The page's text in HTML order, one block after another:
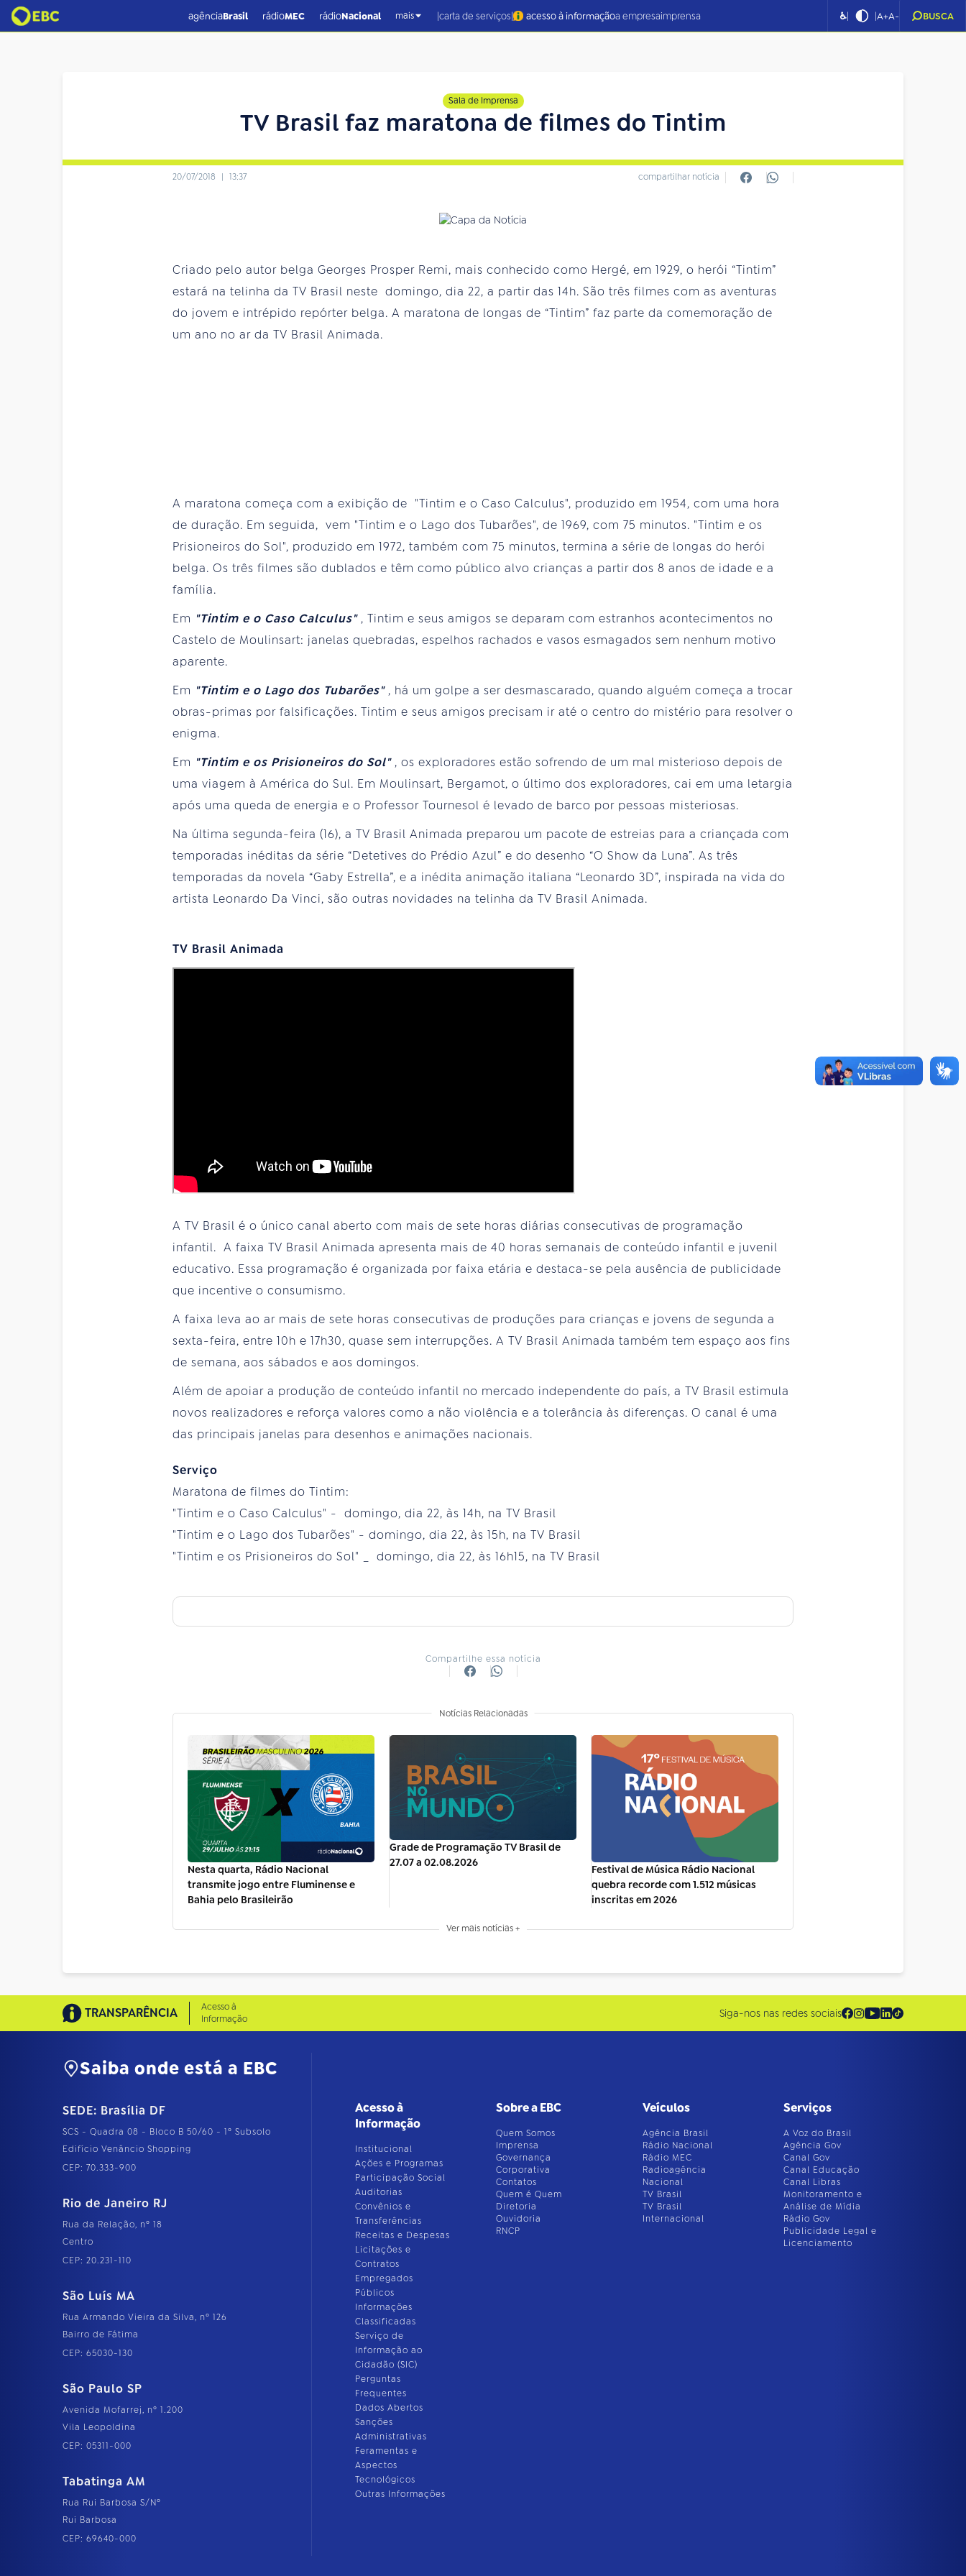
agênciaBrasil rádioMEC rádioNacional mais |carta de serviços| acesso à informaçãoa empresaimprensa ♿| |A+A- BUSCA
Sala de Imprensa
TV Brasil faz maratona de filmes do Tintim
20/07/2018 | 13:37 compartilhar notícia
Criado pelo autor belga Georges Prosper Remi, mais conhecido como Hergé, em 1929, o herói “Tintim”
estará na telinha da TV Brasil neste domingo, dia 22, a partir das 14h. São três filmes com as aventuras
do jovem e intrépido repórter belga. A maratona de longas de “Tintim” faz parte da comemoração de
um ano no ar da TV Brasil Animada.
A maratona começa com a exibição de "Tintim e o Caso Calculus", produzido em 1954, com uma hora
de duração. Em seguida, vem "Tintim e o Lago dos Tubarões", de 1969, com 75 minutos. "Tintim e os
Prisioneiros do Sol", produzido em 1972, também com 75 minutos, termina a série de longas do herói
belga. Os três filmes são dublados e têm como público alvo crianças a partir dos 8 anos de idade e a
família.
Em "Tintim e o Caso Calculus" , Tintim e seus amigos se deparam com estranhos acontecimentos no
Castelo de Moulinsart: janelas quebradas, espelhos rachados e vasos esmagados sem nenhum motivo
aparente.
Em "Tintim e o Lago dos Tubarões" , há um golpe a ser desmascarado, quando alguém começa a trocar
obras-primas por falsificações. Tintim e seus amigos precisam ir até o centro do mistério para resolver o
enigma.
Em "Tintim e os Prisioneiros do Sol" , os exploradores estão sofrendo de um mal misterioso depois de
uma viagem à América do Sul. Em Moulinsart, Bergamot, o último dos exploradores, cai em uma letargia
após uma queda de energia e o Professor Tournesol é levado de barco por pessoas misteriosas.
Na última segunda-feira (16), a TV Brasil Animada preparou um pacote de estreias para a criançada com
temporadas inéditas da série “Detetives do Prédio Azul” e do desenho “O Show da Luna”. As três
temporadas da novela “Gaby Estrella”, e a inédita animação italiana “Leonardo 3D”, inspirada na vida do
artista Leonardo Da Vinci, são outras novidades na telinha da TV Brasil Animada.
TV Brasil Animada
A TV Brasil é o único canal aberto com mais de sete horas diárias consecutivas de programação
infantil. A faixa TV Brasil Animada apresenta mais de 40 horas semanais de conteúdo infantil e juvenil
educativo. Essa programação é organizada por faixa etária e destaca-se pela ausência de publicidade
que incentive o consumismo.
A faixa leva ao ar mais de sete horas consecutivas de produções para crianças e jovens de segunda a
sexta-feira, entre 10h e 17h30, quase sem interrupções. A TV Brasil Animada também tem espaço aos fins
de semana, aos sábados e aos domingos.
Além de apoiar a produção de conteúdo infantil no mercado independente do país, a TV Brasil estimula
novos realizadores e reforça valores como a não violência e a tolerância às diferenças. O canal é uma
das principais janelas para desenhos e animações nacionais.
Serviço
Maratona de filmes do Tintim:
"Tintim e o Caso Calculus" - domingo, dia 22, às 14h, na TV Brasil
"Tintim e o Lago dos Tubarões" - domingo, dia 22, às 15h, na TV Brasil
"Tintim e os Prisioneiros do Sol" _ domingo, dia 22, às 16h15, na TV Brasil
Compartilhe essa notícia
Notícias Relacionadas
Nesta quarta, Rádio Nacional
transmite jogo entre Fluminense e
Bahia pelo Brasileirão
Grade de Programação TV Brasil de
27.07 a 02.08.2026
Festival de Música Rádio Nacional
quebra recorde com 1.512 músicas
inscritas em 2026
Ver mais notícias +
TRANSPARÊNCIA
Acesso à
Informação
Siga-nos nas redes sociais
Saiba onde está a EBC
SEDE: Brasília DF
SCS - Quadra 08 - Bloco B 50/60 - 1º Subsolo
Edifício Venâncio Shopping
CEP: 70.333-900
Rio de Janeiro RJ
Rua da Relação, nº 18
Centro
CEP: 20.231-110
São Luís MA
Rua Armando Vieira da Silva, nº 126
Bairro de Fátima
CEP: 65030-130
São Paulo SP
Avenida Mofarrej, nº 1.200
Vila Leopoldina
CEP: 05311-000
Tabatinga AM
Rua Rui Barbosa S/Nº
Rui Barbosa
CEP: 69640-000
Acesso à
Informação
Institucional
Ações e Programas
Participação Social
Auditorias
Convênios e
Transferências
Receitas e Despesas
Licitações e
Contratos
Empregados
Públicos
Informações
Classificadas
Serviço de
Informação ao
Cidadão (SIC)
Perguntas
Frequentes
Dados Abertos
Sanções
Administrativas
Feramentas e
Aspectos
Tecnológicos
Outras Informações
Sobre a EBC
Quem Somos
Imprensa
Governança
Corporativa
Contatos
Quem é Quem
Diretoria
Ouvidoria
RNCP
Veículos
Agência Brasil
Rádio Nacional
Rádio MEC
Radioagência
Nacional
TV Brasil
TV Brasil
Internacional
Serviços
A Voz do Brasil
Agência Gov
Canal Gov
Canal Educação
Canal Libras
Monitoramento e
Análise de Mídia
Rádio Gov
Publicidade Legal e
Licenciamento